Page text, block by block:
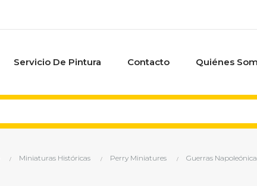
Servicio De Pintura Contacto Quiénes
Miniaturas Históricas Perry Miniatures Guerras